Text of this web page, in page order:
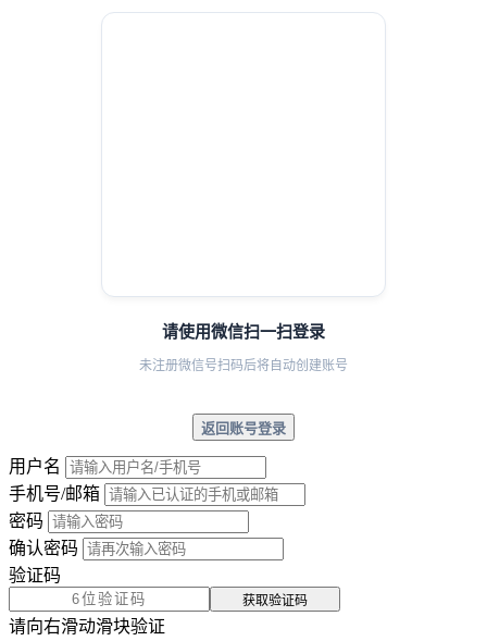
请使用微信扫一扫登录
未注册微信号扫码后将自动创建账号
返回账号登录
用户名
手机号/邮箱
密码
确认密码
验证码
获取验证码
请向右滑动滑块验证